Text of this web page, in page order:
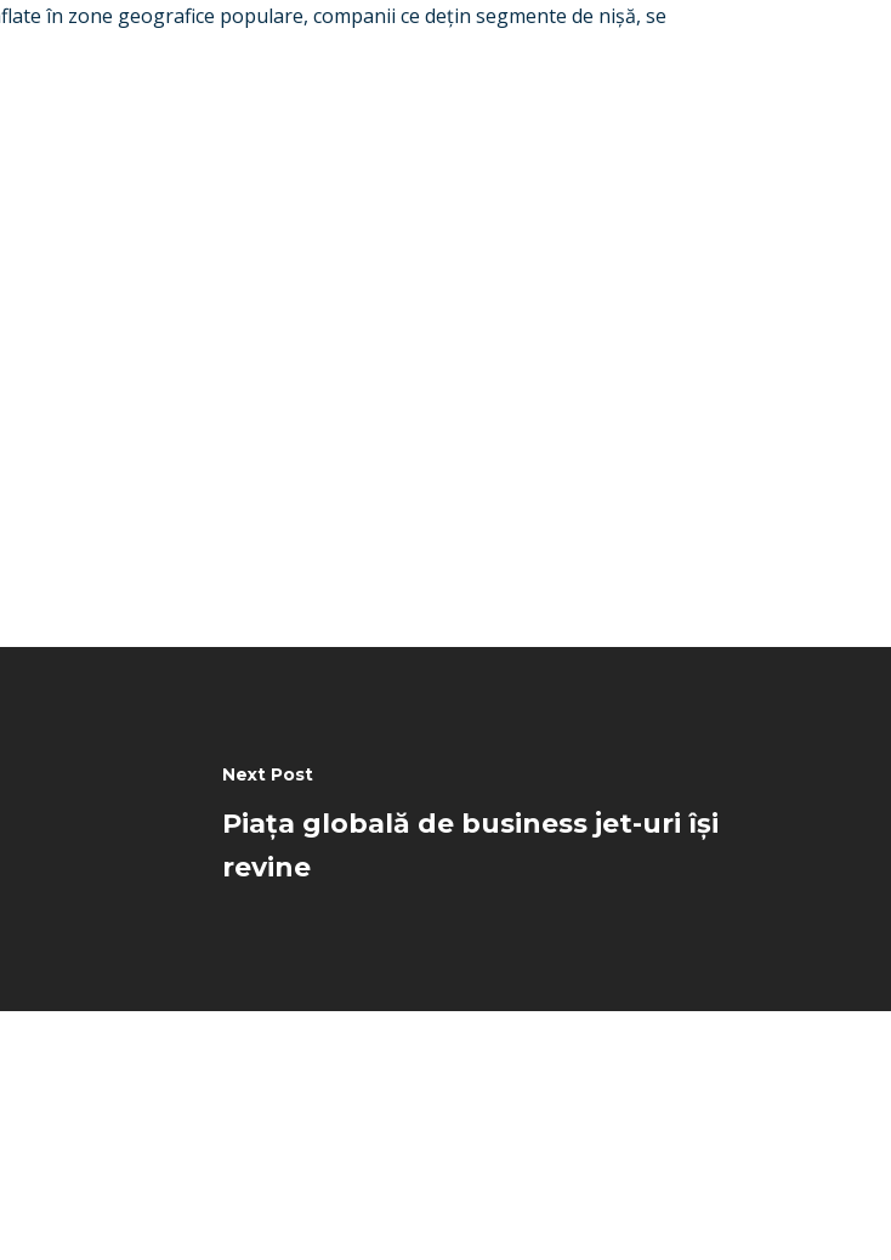
în zone geografice populare, companii ce dețin segmente de nișă, se
Next Post
Piața globală de business jet-uri își
revine